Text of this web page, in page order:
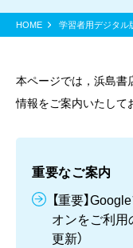
HOME 学習者用デジタル
本ページでは，浜島
情報をご案内いたして
重要なご案内
【重要】
オンをご利用
更新）